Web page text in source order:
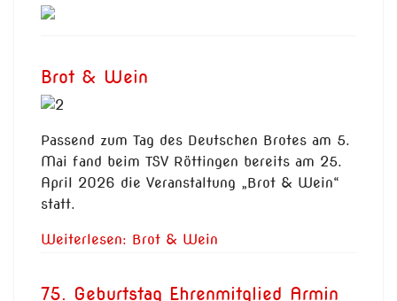
Brot & Wein
Passend zum Tag des Deutschen Brotes am 5.
Mai fand beim TSV Röttingen bereits am 25.
April 2026 die Veranstaltung „Brot & Wein“
statt.
Weiterlesen: Brot & Wein
75. Geburtstag Ehrenmitglied Armin